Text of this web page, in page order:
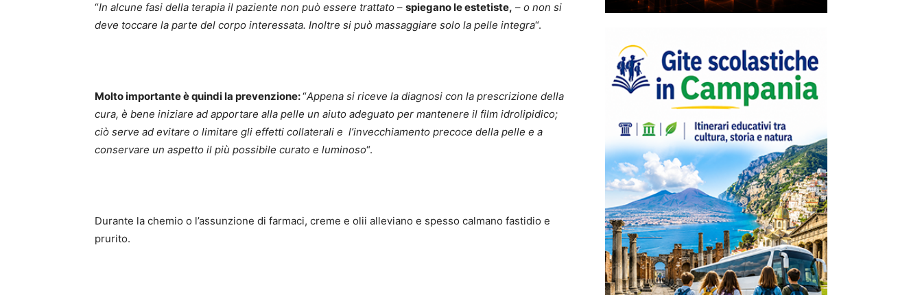
“In alcune fasi della terapia il paziente non può essere trattato – spiegano le estetiste, – o non si
deve toccare la parte del corpo interessata. Inoltre si può massaggiare solo la pelle integra“.
Molto importante è quindi la prevenzione:“Appena si riceve la diagnosi con la prescrizione della
cura, è bene iniziare ad apportare alla pelle un aiuto adeguato per mantenere il film idrolipidico;
ciò serve ad evitare o limitare gli effetti collaterali e l’invecchiamento precoce della pelle e a
conservare un aspetto il più possibile curato e luminoso“.
Durante la chemio o l’assunzione di farmaci, creme e olii alleviano e spesso calmano fastidio e
prurito.